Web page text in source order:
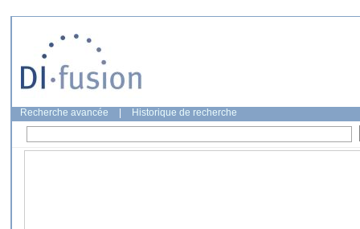
Recherche avancée Historique de recherche